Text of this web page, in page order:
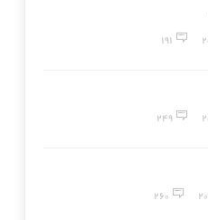
191
249
260